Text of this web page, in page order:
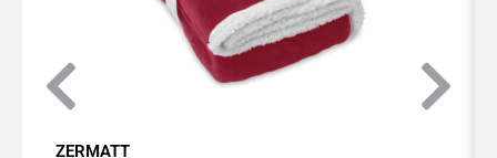
ZERMATT